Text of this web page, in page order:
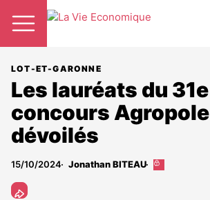
LOT-ET-GARONNE
Les lauréats du 31e
concours Agropole
dévoilés
15/10/2024 Jonathan BITEAU
Cet